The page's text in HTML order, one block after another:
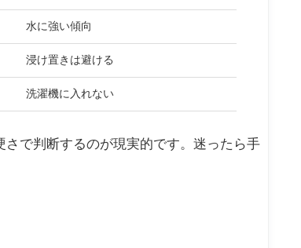
水に強い傾向
浸け置きは避ける
洗濯機に入れない
で判断するのが現実的です。迷ったら手